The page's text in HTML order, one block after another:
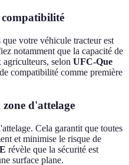
votre véhicule tracteur est
notamment que la capacité de
agriculteurs, selon UFC-Que
compatibilité comme première
d'attelage
Cela garantit que toutes
et minimise le risque de
révèle que la sécurité est
surface plane.